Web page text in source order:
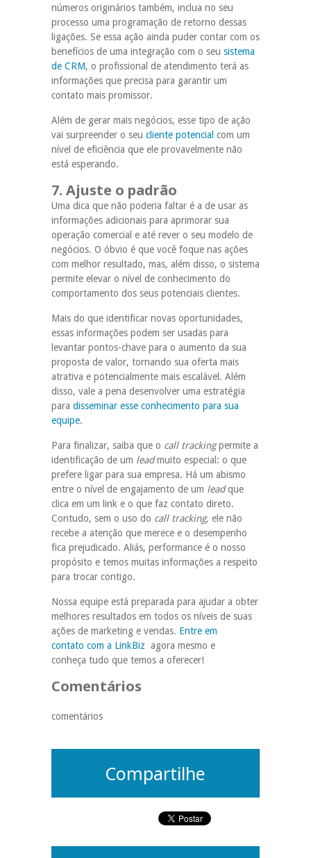
números originários também, inclua no seu
processo uma programação de retorno dessas
ligações. Se essa ação ainda puder contar com os
benefícios de uma integração com o seu sistema
de CRM, o profissional de atendimento terá as
informações que precisa para garantir um
contato mais promissor.
Além de gerar mais negócios, esse tipo de ação
vai surpreender o seu cliente potencial com um
nível de eficiência que ele provavelmente não
está esperando.
7. Ajuste o padrão
Uma dica que não poderia faltar é a de usar as
informações adicionais para aprimorar sua
operação comercial e até rever o seu modelo de
negócios. O óbvio é que você foque nas ações
com melhor resultado, mas, além disso, o sistema
permite elevar o nível de conhecimento do
comportamento dos seus potenciais clientes.
Mais do que identificar novas oportunidades,
essas informações podem ser usadas para
levantar pontos-chave para o aumento da sua
proposta de valor, tornando sua oferta mais
atrativa e potencialmente mais escalável. Além
disso, vale a pena desenvolver uma estratégia
para disseminar esse conhecimento para sua
equipe.
Para finalizar, saiba que o call trackingpermite a
identificação de um leadmuito especial: o que
prefere ligar para sua empresa. Há um abismo
entre o nível de engajamento de um leadque
clica em um link e o que faz contato direto.
Contudo, sem o uso do call tracking, ele não
recebe a atenção que merece e o desempenho
fica prejudicado. Aliás, performance é o nosso
propósito e temos muitas informações a respeito
para trocar contigo.
Nossa equipe está preparada para ajudar a obter
melhores resultados em todos os níveis de suas
ações de marketing e vendas. Entre em
contato com a LinkBiz agora mesmo e
conheça tudo que temos a oferecer!
Comentários
comentários
Compartilhe